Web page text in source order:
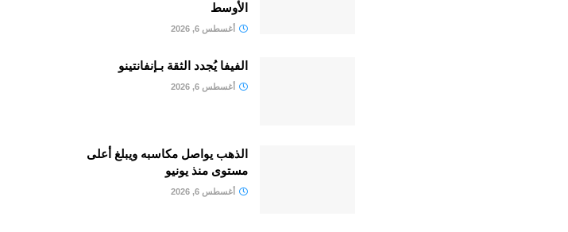
الأوسط
أغسطس 6, 2026
الفيفا يُجدد الثقة بـإنفانتينو
أغسطس 6, 2026
الذهب يواصل مكاسبه ويبلغ أعلى
مستوى منذ يونيو
أغسطس 6, 2026